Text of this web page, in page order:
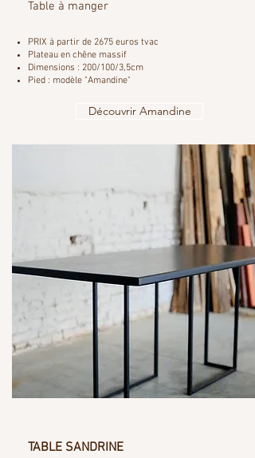
Table à manger
PRIX à partir de 2675 euros tvac
Plateau en chêne massif
Dimensions : 200/100/3,5cm
Pied : modèle "Amandine"
Découvrir Amandine
TABLE SANDRINE